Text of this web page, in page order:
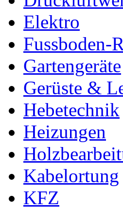
Elektro
Fussboden-
Gartengeräte
Gerüste &
Hebetechnik
Heizungen
Kabelortung
KFZ